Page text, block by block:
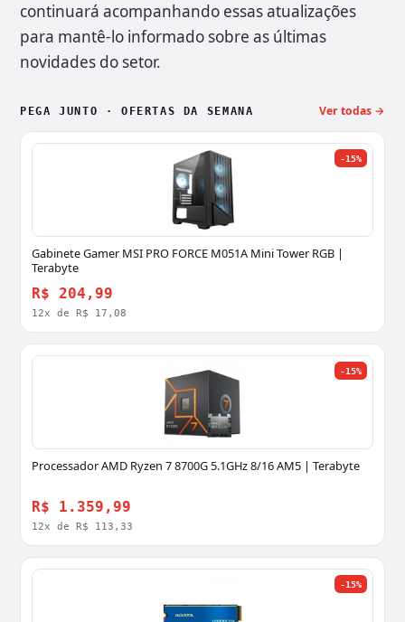
continuará acompanhando essas atualizações
para mantê-lo informado sobre as últimas
novidades do setor.
PEGA JUNTO · OFERTAS DA SEMANA Ver todas →
-15%
Gabinete Gamer MSI PRO FORCE M051A Mini Tower RGB |
Terabyte
R$ 204,99
12x de R$ 17,08
-15%
Processador AMD Ryzen 7 8700G 5.1GHz 8/16 AM5 | Terabyte
R$ 1.359,99
12x de R$ 113,33
-15%